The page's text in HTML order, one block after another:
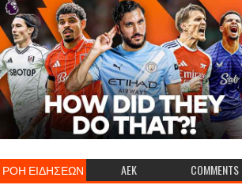
ΡΟΗ ΕΙΔΗΣΕΩΝ AEK COMMENTS